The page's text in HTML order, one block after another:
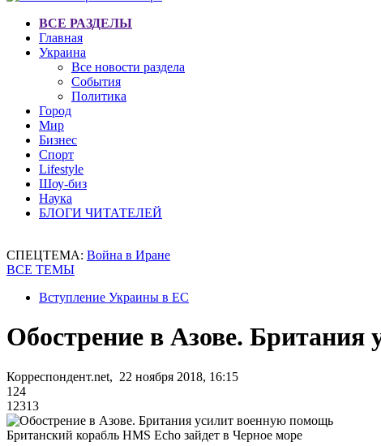
ВСЕ РАЗДЕЛЫ
Главная
Украина
Все новости раздела
События
Политика
Город
Мир
Бизнес
Спорт
Lifestyle
Шоу-биз
Наука
БЛОГИ ЧИТАТЕЛЕЙ
СПЕЦТЕМА: Война в Иране
ВСЕ ТЕМЫ
Вступление Украины в ЕС
Обострение в Азове.
Корреспондент.net, 22 ноября 2018, 16:15
124
12313
Британский корабль HMS Echo зайдет в Черное море